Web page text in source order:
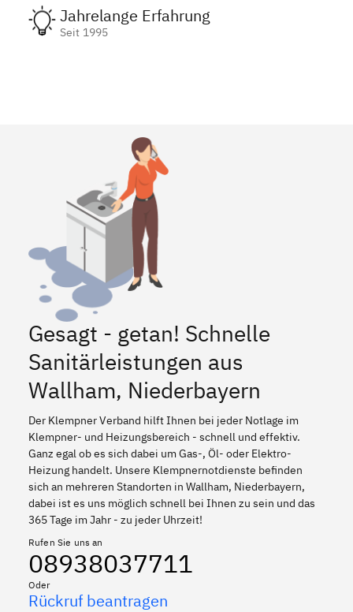
Jahrelange Erfahrung
Seit 1995
Gesagt - getan! Schnelle
Sanitärleistungen aus
Wallham, Niederbayern
Der Klempner Verband hilft Ihnen bei jeder Notlage im
Klempner- und Heizungsbereich - schnell und effektiv.
Ganz egal ob es sich dabei um Gas-, Öl- oder Elektro-
Heizung handelt. Unsere Klempnernotdienste befinden
sich an mehreren Standorten in Wallham, Niederbayern,
dabei ist es uns möglich schnell bei Ihnen zu sein und das
365 Tage im Jahr - zu jeder Uhrzeit!
Rufen Sie uns an
08938037711
Oder
Rückruf beantragen